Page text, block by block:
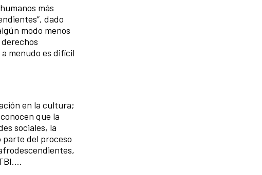
más
dado
modo menos
menudo es difícil
en la cultura;
que la
sociales, la
parte del proceso